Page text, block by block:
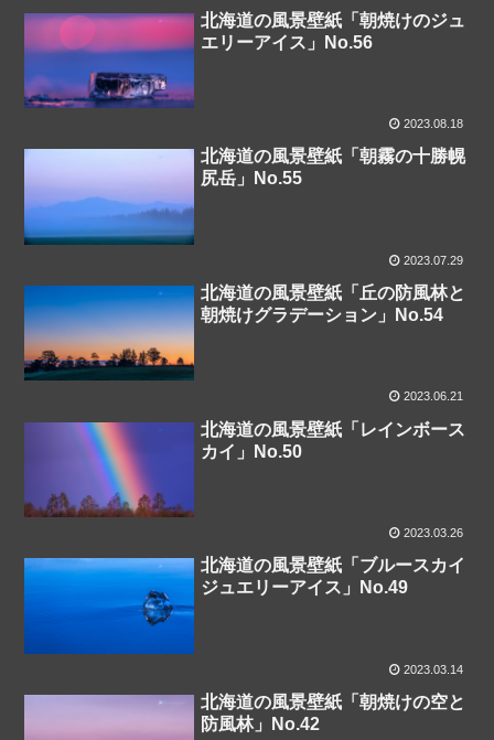
北海道の風景壁紙「朝焼けのジュ
エリーアイス」No.56
2023.08.18
北海道の風景壁紙「朝霧の十勝幌
尻岳」No.55
2023.07.29
北海道の風景壁紙「丘の防風林と
朝焼けグラデーション」No.54
2023.06.21
北海道の風景壁紙「レインボース
カイ」No.50
2023.03.26
北海道の風景壁紙「ブルースカイ
ジュエリーアイス」No.49
2023.03.14
北海道の風景壁紙「朝焼けの空と
防風林」No.42